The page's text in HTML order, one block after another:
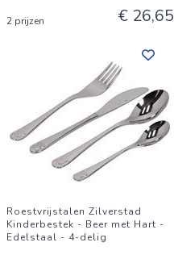
2 prijzen € 26,65
Roestvrijstalen Zilverstad
Kinderbestek - Beer met Hart -
Edelstaal - 4-delig